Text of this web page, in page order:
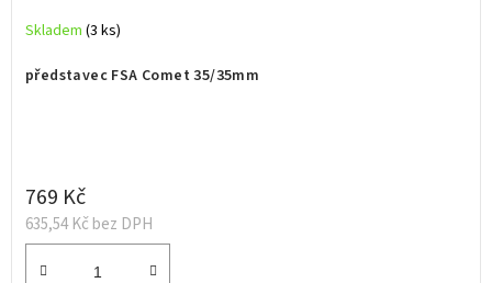
představec FSA Comet 35/35mm
Skladem (3 ks)
635,54 Kč bez DPH
769 Kč